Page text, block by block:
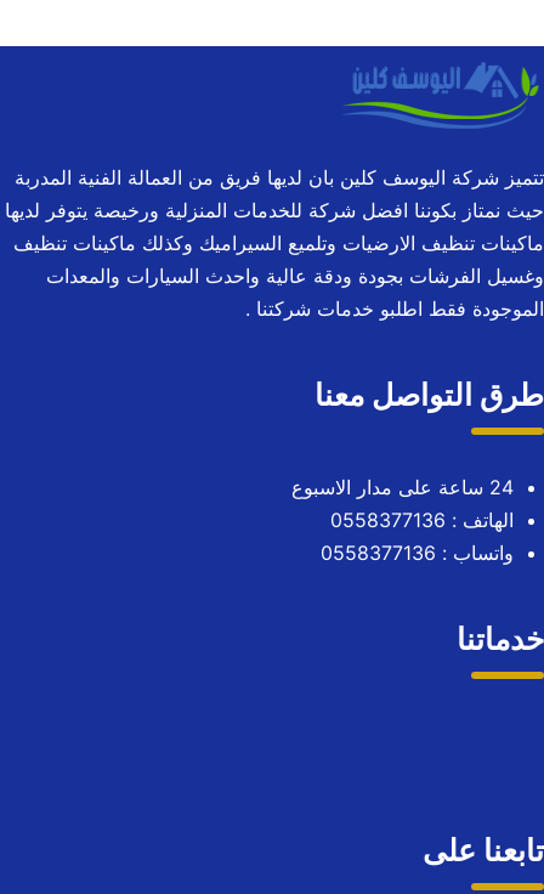
تتميز شركة اليوسف كلين بان لديها فريق من العمالة الفنية المدربة
حيث نمتاز بكوننا افضل شركة للخدمات المنزلية ورخيصة يتوفر لديها
ماكينات تنظيف الارضيات وتلميع السيراميك وكذلك ماكينات تنظيف
وغسيل الفرشات بجودة ودقة عالية واحدث السيارات والمعدات
الموجودة فقط اطلبو خدمات شركتنا .
طرق التواصل معنا
24 ساعة على مدار الاسبوع
الهاتف : 0558377136
واتساب : 0558377136
خدماتنا
تابعنا على